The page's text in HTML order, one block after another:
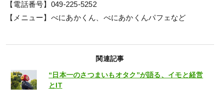
【電話番号】049-225-5252
【メニュー】べにあかくん、べにあかくんパフェなど
関連記事
“日本一のさつまいもオタク”が語る、イモと経営
とIT